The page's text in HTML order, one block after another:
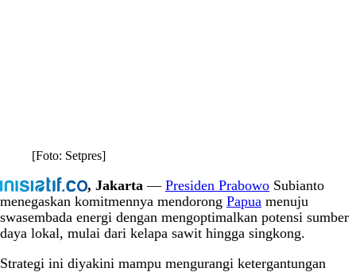
[Foto: Setpres]
, Jakarta— Presiden PrabowoSubianto
menegaskan komitmennya mendorong Papua menuju
swasembada energi dengan mengoptimalkan potensi sumber
daya lokal, mulai dari kelapa sawit hingga singkong.
Strategi ini diyakini mampu mengurangi ketergantungan